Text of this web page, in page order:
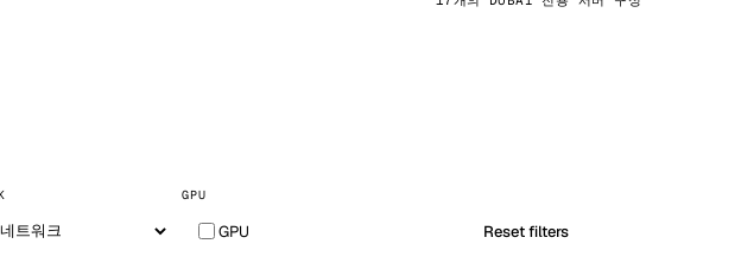
GPU
GPU Reset filters